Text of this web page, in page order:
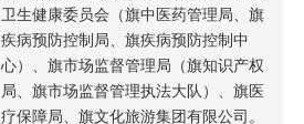
卫生健康委员会（旗中医药管理局、旗
疾病预防控制局、旗疾病预防控制中
心）、旗市场监督管理局（旗知识产权
局、旗市场监督管理执法大队）、旗医
疗保障局、旗文化旅游集团有限公司。